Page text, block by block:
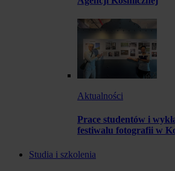
Aktualności
Prace studentów i
festiwalu fotografii w
Studia i szkolenia